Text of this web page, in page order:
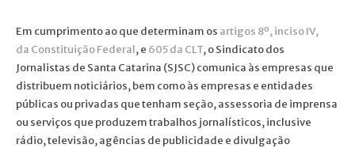
Em cumprimento ao que determinam os artigos 8º, inciso IV,
da Constituição Federal, e 605 da CLT, o Sindicato dos
Jornalistas de Santa Catarina (SJSC) comunica às empresas que
distribuem noticiários, bem como às empresas e entidades
públicas ou privadas que tenham seção, assessoria de imprensa
ou serviços que produzem trabalhos jornalísticos, inclusive
rádio, televisão, agências de publicidade e divulgação